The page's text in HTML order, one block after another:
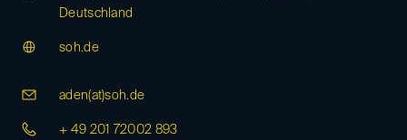
Deutschland
soh.de
aden(at)soh.de
+ 49 201 72002 893